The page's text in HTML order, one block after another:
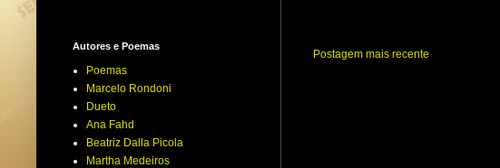
Postagem mais recente
Autores e Poemas
Poemas
Marcelo Rondoni
Dueto
Ana Fahd
Beatriz Dalla Picola
Martha Medeiros